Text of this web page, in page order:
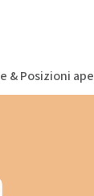
& Posizioni